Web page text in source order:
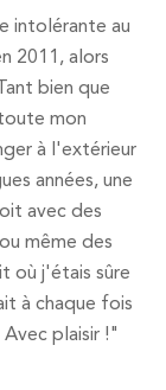
intolérante au
2011, alors
bien que
mon
à l'extérieur
années, une
avec des
même des
où j'étais sûre
à chaque fois
plaisir !"